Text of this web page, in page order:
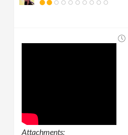
Attachments: